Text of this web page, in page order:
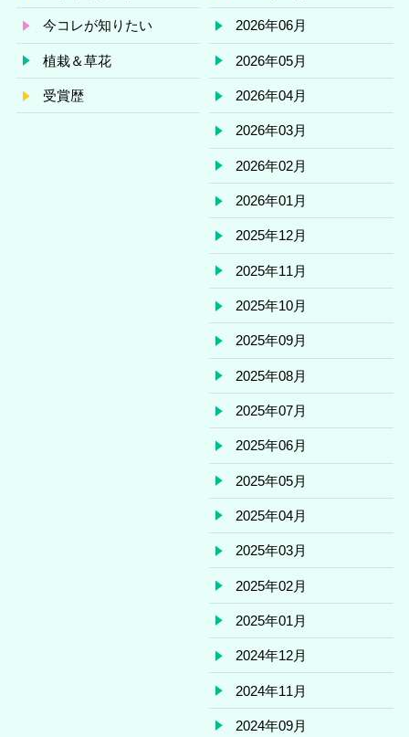
今コレが知りたい
植栽＆草花
受賞歴
2026年06月
2026年05月
2026年04月
2026年03月
2026年02月
2026年01月
2025年12月
2025年11月
2025年10月
2025年09月
2025年08月
2025年07月
2025年06月
2025年05月
2025年04月
2025年03月
2025年02月
2025年01月
2024年12月
2024年11月
2024年09月